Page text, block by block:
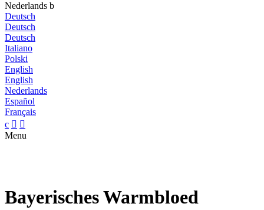
Nederlands b
Deutsch
Deutsch
Deutsch
Italiano
Polski
English
English
Nederlands
Español
Français
c  
Menu
Bayerisches Warmbloed